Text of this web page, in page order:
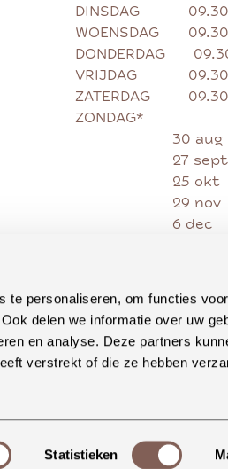
te personaliseren, om functies
delen we informatie over uw
en analyse. Deze partners
verstrekt of die ze hebben
Statistieken
DINSDAG
WOENSDAG
DONDERDAG
VRIJDAG
ZATERDAG
ZONDAG*
30 aug
27 sept
25 okt
29 nov
6 dec